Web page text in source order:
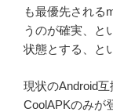
も最優先される
うのが確実、と
状態とする、と
現状のAndroid
CoolAPKのみが